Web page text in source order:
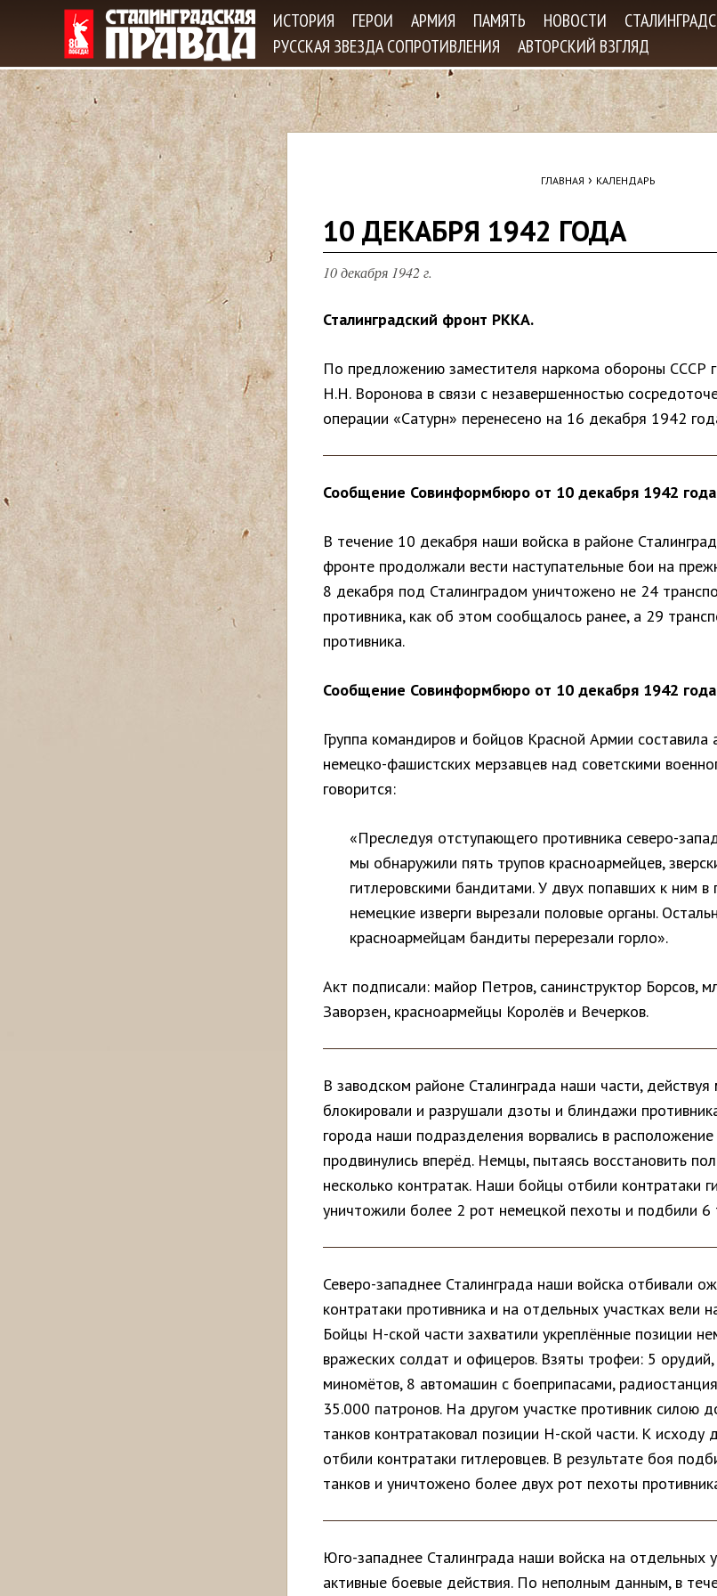
Jump to navigation
ИСТОРИЯ ГЕРОИ АРМИЯ ПАМЯТЬ НОВОСТИ
РУССКАЯ ЗВЕЗДА СОПРОТИВЛЕНИЯ
АВТОРСКИЙ ВЗГЛЯД
ы
е
с
ГЛАВНАЯ › КАЛЕНДАРЬ
10 ДЕКАБРЯ 1942 ГОДА
10 декабря 1942 г.
Сталинградский фронт РККА.
По предложению заместителя наркома обороны СССР
Н.Н. Воронова в связи с незавершенностью
операции «Сатурн» перенесено на 16 декабря 1942
Сообщение Совинформбюро от 10 декабря 1942
В течение 10 декабря наши войска в районе
фронте продолжали вести наступательные бои на
8 декабря под Сталинградом уничтожено не 24
противника, как об этом сообщалось ранее, а 29
противника.
Сообщение Совинформбюро от 10 декабря 1942
Группа командиров и бойцов Красной Армии составила
немецко-фашистских мерзавцев над советскими
говорится:
«Преследуя отступающего противника северо-
мы обнаружили пять трупов красноармейцев,
гитлеровскими бандитами. У двух попавших к ним в
немецкие изверги вырезали половые органы.
красноармейцам бандиты перерезали горло».
Акт подписали: майор Петров, санинструктор Борсов,
Заворзен, красноармейцы Королёв и Вечерков.
В заводском районе Сталинграда наши части, действуя
блокировали и разрушали дзоты и блиндажи
города наши подразделения ворвались в
продвинулись вперёд. Немцы, пытаясь восстановить
несколько контратак. Наши бойцы отбили контратаки
уничтожили более 2 рот немецкой пехоты и подбили 6
Северо-западнее Сталинграда наши войска отбивали
контратаки противника и на отдельных участках вели
Бойцы Н-ской части захватили укреплённые позиции
вражеских солдат и офицеров. Взяты трофеи: 5
миномётов, 8 автомашин с боеприпасами,
35.000 патронов. На другом участке противник силою
танков контратаковал позиции Н-ской части. К
отбили контратаки гитлеровцев. В результате боя
танков и уничтожено более двух рот пехоты
Юго-западнее Сталинграда наши войска на отдельных
активные боевые действия. По неполным данным, в